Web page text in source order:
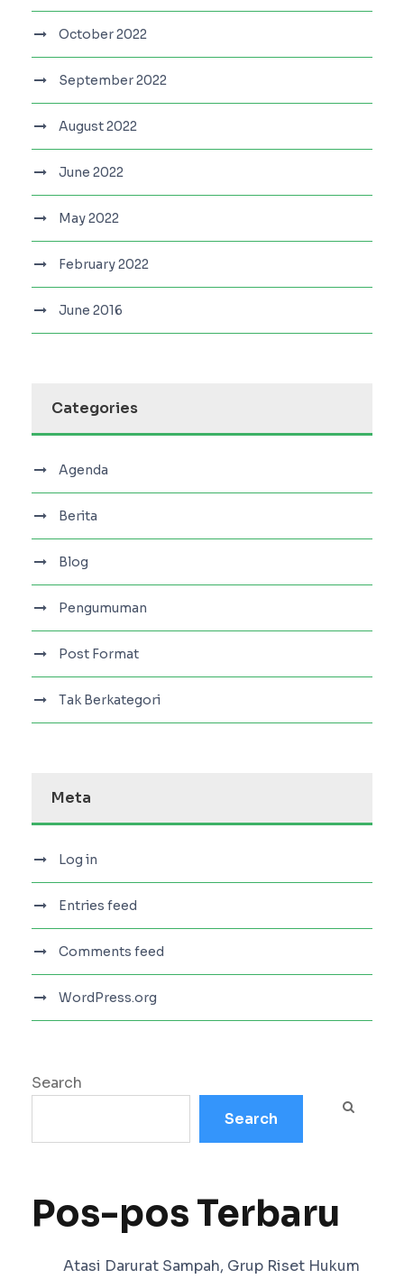
October 2022
September 2022
August 2022
June 2022
May 2022
February 2022
June 2016
Categories
Agenda
Berita
Blog
Pengumuman
Post Format
Tak Berkategori
Meta
Log in
Entries feed
Comments feed
WordPress.org
Search
Search
Pos-pos Terbaru
Atasi Darurat Sampah, Grup Riset Hukum